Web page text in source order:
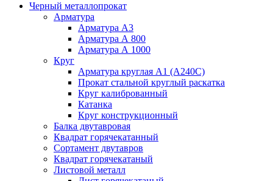
Черный металлопрокат
Арматура
Арматура А3
Арматура А 800
Арматура А 1000
Круг
Арматура круглая А1 (А240C)
Прокат стальной круглый раскатка
Круг калиброванный
Катанка
Круг конструкционный
Балка двутавровая
Квадрат горячекатанный
Сортамент двутавров
Квадрат горячекатаный
Листовой металл